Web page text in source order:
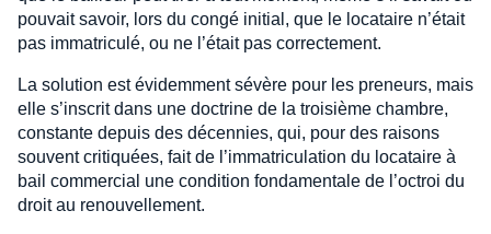
pouvait savoir, lors du congé initial, que le locataire n’était
pas immatriculé, ou ne l’était pas correctement.
La solution est évidemment sévère pour les preneurs, mais
elle s’inscrit dans une doctrine de la troisième chambre,
constante depuis des décennies, qui, pour des raisons
souvent critiquées, fait de l’immatriculation du locataire à
bail commercial une condition fondamentale de l’octroi du
droit au renouvellement.